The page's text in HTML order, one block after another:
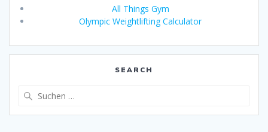
All Things Gym
Olympic Weightlifting Calculator
SEARCH